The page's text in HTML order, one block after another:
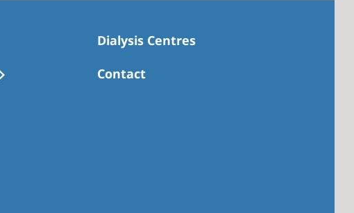
Dialysis Centres
Contact